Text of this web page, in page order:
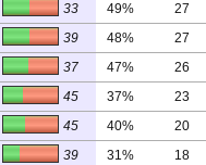
33 49%
27
39 48%
27
37 47%
26
45 37%
23
45 40%
20
39 31%
18